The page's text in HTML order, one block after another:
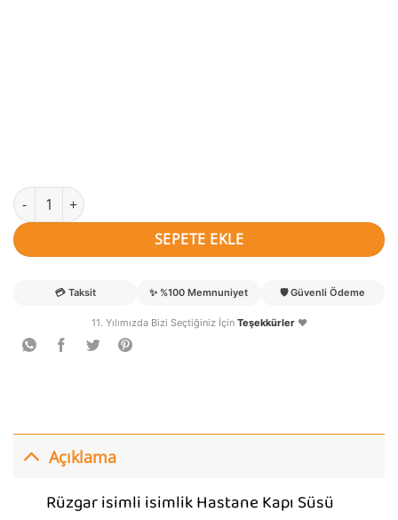
Rüzgar isimli isimlik Hastane Kapı Süsü adet
SEPETE EKLE
💳 Taksit ✨ %100 Memnuniyet 🛡️ Güvenli Ödeme
11. Yılımızda Bizi Seçtiğiniz İçin Teşekkürler❤️
Açıklama
Rüzgar isimli isimlik Hastane Kapı Süsü